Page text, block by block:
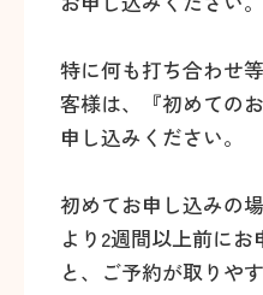
特に何も打ち合わせ
客様は、『初めての
申し込みください。
初めてお申し込みの
より2週間以上前に
と、ご予約が取りや